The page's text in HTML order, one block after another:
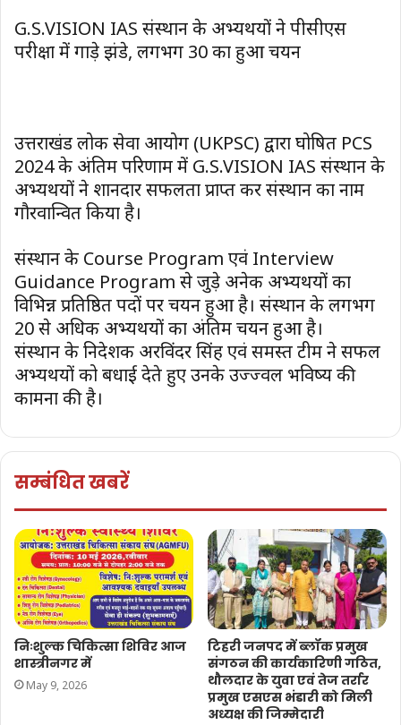
G.S.VISION IAS संस्थान के अभ्यर्थियों ने पीसीएस
परीक्षा में गाड़े झंडे, लगभग 30 का हुआ चयन
उत्तराखंड लोक सेवा आयोग (UKPSC) द्वारा घोषित PCS
2024 के अंतिम परिणाम में G.S.VISION IAS संस्थान के
अभ्यर्थियों ने शानदार सफलता प्राप्त कर संस्थान का नाम
गौरवान्वित किया है।
संस्थान के Course Program एवं Interview
Guidance Program से जुड़े अनेक अभ्यर्थियों का
विभिन्न प्रतिष्ठित पदों पर चयन हुआ है। संस्थान के लगभग
20 से अधिक अभ्यर्थियों का अंतिम चयन हुआ है।
संस्थान के निदेशक अरविंदर सिंह एवं समस्त टीम ने सफल
अभ्यर्थियों को बधाई देते हुए उनके उज्ज्वल भविष्य की
कामना की है।
सम्बंधित खबरें
निःशुल्क चिकित्सा शिविर आज
शास्त्रीनगर में
May 9, 2026
टिहरी जनपद में ब्लॉक प्रमुख
संगठन की कार्यकारिणी गठित,
थौलदार के युवा एवं तेज तर्रार
प्रमुख एसएस भंडारी को मिली
अध्यक्ष की जिम्मेदारी